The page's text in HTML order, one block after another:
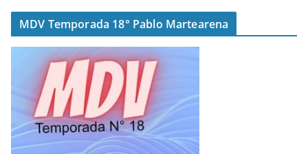
MDV Temporada 18° Pablo Martearena